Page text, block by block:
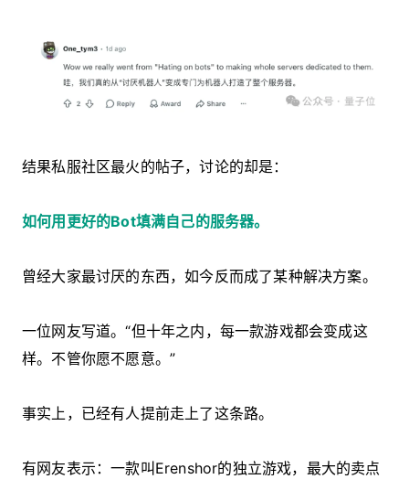
结果私服社区最火的帖子，讨论的却是：
如何用更好的Bot填满自己的服务器。
曾经大家最讨厌的东西，如今反而成了某种解决方案。
一位网友写道。“但十年之内，每一款游戏都会变成这
样。不管你愿不愿意。”
事实上，已经有人提前走上了这条路。
有网友表示：一款叫Erenshor的独立游戏，最大的卖点